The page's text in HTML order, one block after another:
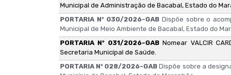
Municipal de Administração de Bacabal, Estado do
PORTARIA Nº 030/2026-GAB Dispõe sobre o
Municipal de Meio Ambiente de Bacabal, Estado do
PORTARIA Nº 031/2026-GABNomear VALCIR
Secretaria Municipal de Saúde.
PORTARIA Nº 028/2026-GABDispõe sobre a